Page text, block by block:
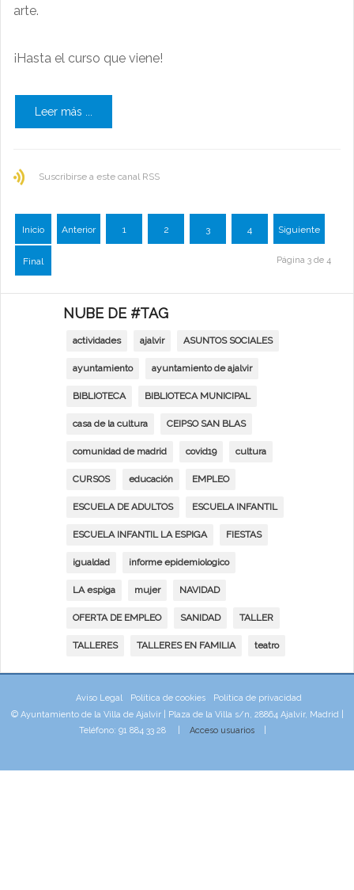
arte.
¡Hasta el curso que viene!
Leer más ...
Suscribirse a este canal RSS
Inicio Anterior 1 2 3 4 Siguiente
Final Página 3 de 4
NUBE DE #TAG
actividades ajalvir ASUNTOS SOCIALES
ayuntamiento ayuntamiento de ajalvir
BIBLIOTECA BIBLIOTECA MUNICIPAL
casa de la cultura CEIPSO SAN BLAS
comunidad de madrid covid19 cultura
CURSOS educación EMPLEO
ESCUELA DE ADULTOS ESCUELA INFANTIL
ESCUELA INFANTIL LA ESPIGA FIESTAS
igualdad informe epidemiologico
LA espiga mujer NAVIDAD
OFERTA DE EMPLEO SANIDAD TALLER
TALLERES TALLERES EN FAMILIA teatro
Aviso Legal Política de cookies
Política de privacidad
© Ayuntamiento de la Villa de Ajalvir | Plaza de la Villa s/n, 28864 Ajalvir, Madrid |
Teléfono: 91 884 33 28 | Acceso usuarios|